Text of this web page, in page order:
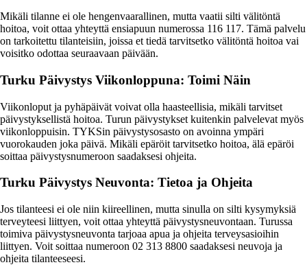
Mikäli tilanne ei ole hengenvaarallinen, mutta vaatii silti välitöntä
hoitoa, voit ottaa yhteyttä ensiapuun numerossa 116 117. Tämä palvelu
on tarkoitettu tilanteisiin, joissa et tiedä tarvitsetko välitöntä hoitoa vai
voisitko odottaa seuraavaan päivään.
Turku Päivystys Viikonloppuna: Toimi Näin
Viikonloput ja pyhäpäivät voivat olla haasteellisia, mikäli tarvitset
päivystyksellistä hoitoa. Turun päivystykset kuitenkin palvelevat myös
viikonloppuisin. TYKSin päivystysosasto on avoinna ympäri
vuorokauden joka päivä. Mikäli epäröit tarvitsetko hoitoa, älä epäröi
soittaa päivystysnumeroon saadaksesi ohjeita.
Turku Päivystys Neuvonta: Tietoa ja Ohjeita
Jos tilanteesi ei ole niin kiireellinen, mutta sinulla on silti kysymyksiä
terveyteesi liittyen, voit ottaa yhteyttä päivystysneuvontaan. Turussa
toimiva päivystysneuvonta tarjoaa apua ja ohjeita terveysasioihin
liittyen. Voit soittaa numeroon 02 313 8800 saadaksesi neuvoja ja
ohjeita tilanteeseesi.